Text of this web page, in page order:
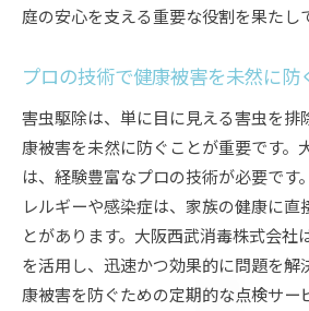
庭の安心を支える重要な役割を果たし
プロの技術で健康被害を未然に防
害虫駆除は、単に目に見える害虫を排
康被害を未然に防ぐことが重要です。
は、経験豊富なプロの技術が必要です
レルギーや感染症は、家族の健康に直
とがあります。大阪西武消毒株式会社
を活用し、迅速かつ効果的に問題を解
康被害を防ぐための定期的な点検サー